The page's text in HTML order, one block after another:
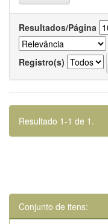
Resultados/Página
Registro(s)
Resultado 1-1 de 1.
Conjunto de itens: